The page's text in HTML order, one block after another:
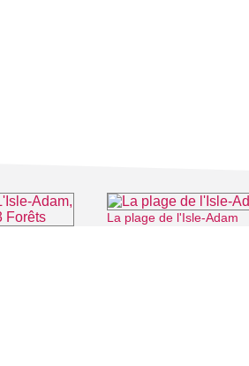
La plage de l'Isle-Adam